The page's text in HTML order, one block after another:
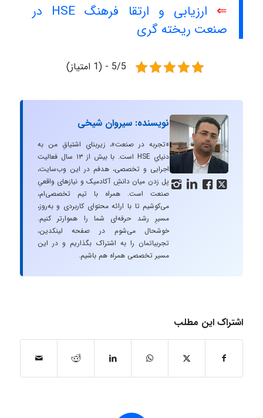
⇐
ارزیابی و ارتقا فرهنگ HSE در
صنعت ریخته گری
5/5 - (1 امتیاز)
   
نویسنده: سیروان شیخی
«تجربه در صنعت»، زیربنایِ اشتیاقِ من به
دنیایِ HSE است. با بیش از ۱۳ سال فعالیت
اجرایی و تخصصی، هدفم در این وب‌سایت،
پل زدن میان دانشِ آکادمیک و نیازهای واقعیِ
صنعت است. همراه با تیم تخصصی‌ام،
می‌کوشیم تا با ارائه محتوای کاربردی و به‌روز،
مسیرِ رشد حرفه‌ای شما را هموارتر کنیم.
خوشحال می‌شوم در صفحه لینکدین،
تجربیاتمان را به اشتراک بگذاریم و در این
مسیر تخصصی همراه هم باشیم.
اشتراک این مطلب